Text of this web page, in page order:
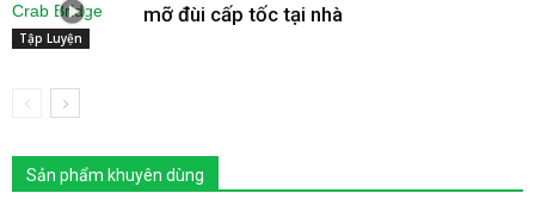
Tập Luyện
mỡ đùi cấp tốc tại nhà
Sản phẩm khuyên dùng